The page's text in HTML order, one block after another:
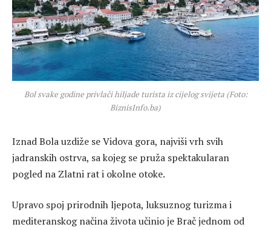
Bol svake godine privlači hiljade turista iz cijelog svijeta (Foto:
BiznisInfo.ba)
Iznad Bola uzdiže se Vidova gora, najviši vrh svih
jadranskih ostrva, sa kojeg se pruža spektakularan
pogled na Zlatni rat i okolne otoke.
Upravo spoj prirodnih ljepota, luksuznog turizma i
mediteranskog načina života učinio je Brač jednom od